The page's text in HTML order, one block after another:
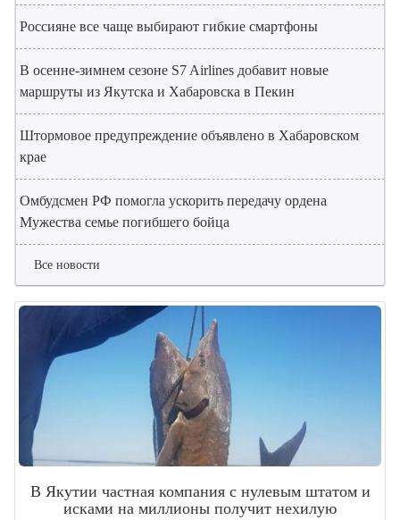
Россияне все чаще выбирают гибкие смартфоны
В осенне-зимнем сезоне S7 Airlines добавит новые
маршруты из Якутска и Хабаровска в Пекин
Штормовое предупреждение объявлено в Хабаровском
крае
Омбудсмен РФ помогла ускорить передачу ордена
Мужества семье погибшего бойца
Все новости
В Якутии частная компания с нулевым штатом и
исками на миллионы получит нехилую